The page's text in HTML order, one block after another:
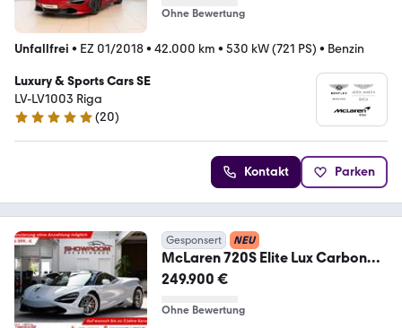
Ohne Bewertung
Unfallfrei • EZ 01/2018• 42.000 km • 530 kW (721 PS) • Benzin
Luxury & Sports Cars SE
LV-LV1003 Riga
4.8 Sterne
(20)
Kontakt Parken
Gesponsert NEU
McLaren 720S Elite Lux Carbon
Ceramic Lift SoftClose
249.900 €
Ohne Bewertung